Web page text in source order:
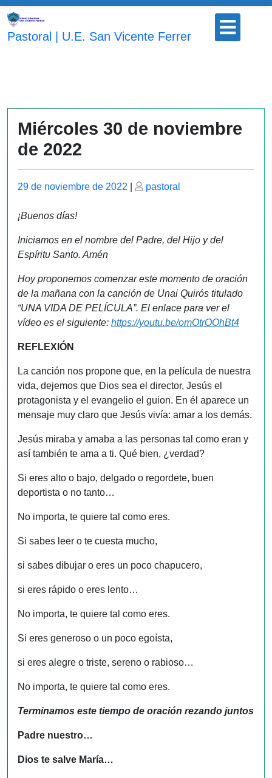
Saltar
contenido
Pastoral | U.E. San Vicente Ferrer
Botón
abrir
Miércoles 30 de noviembre
de 2022
Publicado
29 de noviembre de 2022
Publicado
pastoral
¡Buenos días!
Iniciamos en el nombre del Padre, del Hijo y del
Espíritu Santo. Amén
Hoy proponemos comenzar este momento de oración
de la mañana con la canción de Unai Quirós titulado
“UNA VIDA DE PELÍCULA”. El enlace para ver el
vídeo es el siguiente: https://youtu.be/omOtrOOhBt4
REFLEXIÓN
La canción nos propone que, en la película de nuestra
vida, dejemos que Dios sea el director, Jesús el
protagonista y el evangelio el guion. En él aparece un
mensaje muy claro que Jesús vivía: amar a los demás.
Jesús miraba y amaba a las personas tal como eran y
así también te ama a ti. Qué bien, ¿verdad?
Si eres alto o bajo, delgado o regordete, buen
deportista o no tanto…
No importa, te quiere tal como eres.
Si sabes leer o te cuesta mucho,
si sabes dibujar o eres un poco chapucero,
si eres rápido o eres lento…
No importa, te quiere tal como eres.
Si eres generoso o un poco egoísta,
si eres alegre o triste, sereno o rabioso…
No importa, te quiere tal como eres.
Terminamos este tiempo de oración rezando juntos
Padre nuestro…
Dios te salve María…